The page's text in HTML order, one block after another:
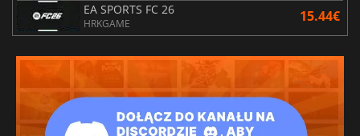
EA SPORTS FC 26
HRKGAME 15.44€